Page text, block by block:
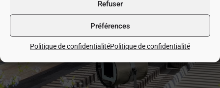
Refuser
Préférences
Politique de confidentialitéPolitique de confidentialité
du site.